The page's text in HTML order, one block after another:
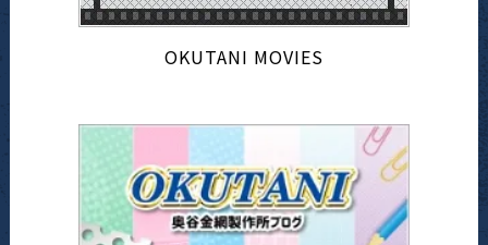
OKUTANI MOVIES